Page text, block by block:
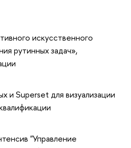
искусственного
рутинных задач»,
и Superset для визуализации
"Управление